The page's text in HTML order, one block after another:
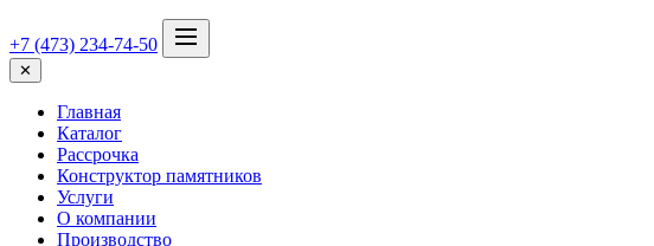
+7 (473) 234-74-50
✕
Главная
Каталог
Рассрочка
Конструктор памятников
Услуги
О компании
Производство